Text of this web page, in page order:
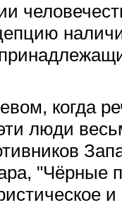
когда
люди
"Чёрные